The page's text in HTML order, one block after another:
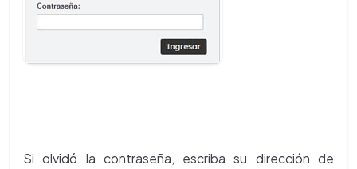
Si olvidó la contraseña, escriba su dirección de